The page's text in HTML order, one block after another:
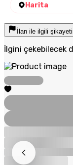
Harita
İlan ile ilgili
İlgini çekebilecek